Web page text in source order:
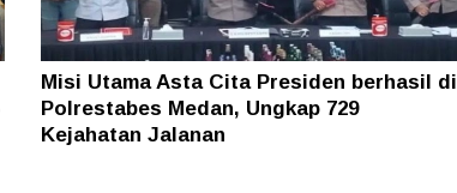
Misi Utama Asta Cita Presiden berhasil di
Polrestabes Medan, Ungkap 729
Kejahatan Jalanan